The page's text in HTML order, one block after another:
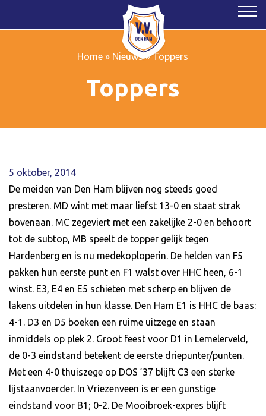
Home » Nieuws»Toppers
Toppers
5 oktober, 2014
De meiden van Den Ham blijven nog steeds goed
presteren. MD wint met maar liefst 13-0 en staat strak
bovenaan. MC zegeviert met een zakelijke 2-0 en behoort
tot de subtop, MB speelt de topper gelijk tegen
Hardenberg en is nu medekoploperin. De helden van F5
pakken hun eerste punt en F1 walst over HHC heen, 6-1
winst. E3, E4 en E5 schieten met scherp en blijven de
lakens uitdelen in hun klasse. Den Ham E1 is HHC de baas:
4-1. D3 en D5 boeken een ruime uitzege en staan
inmiddels op plek 2. Groot feest voor D1 in Lemelerveld,
de 0-3 eindstand betekent de eerste driepunter/punten.
Met een 4-0 thuiszege op DOS ’37 blijft C3 een sterke
lijstaanvoerder. In Vriezenveen is er een gunstige
eindstand voor B1; 0-2. De Mooibroek-expres blijft